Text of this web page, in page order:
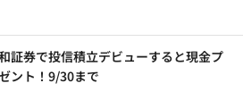
証券で投信積立デビューすると現金プ
ント！9/30まで